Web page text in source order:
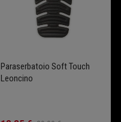
Sella Comfort Leoncino
Bobber 400 (+2 Cm)
Paraserbatoio Soft Touch
Leoncino